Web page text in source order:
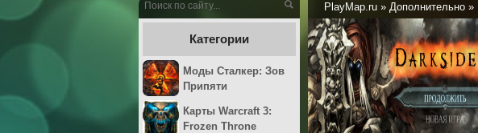
PlayMap.ru » Дополнительно »
Категории
Моды Сталкер: Зов
Припяти
Карты Warcraft 3:
Frozen Throne